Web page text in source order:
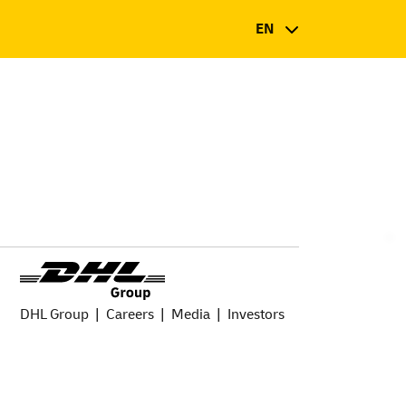
EN
DHL Group Careers Media Investors